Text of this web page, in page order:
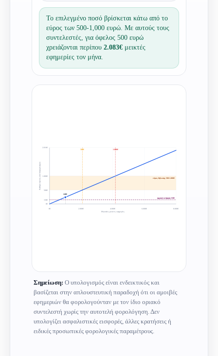
Το επιλεγμένο ποσό βρίσκεται κάτω από το
εύρος των 500-1,000 ευρώ. Με αυτούς τους
συντελεστές, για όφελος 500 ευρώ
χρειάζονται περίπου 2.083€ μεικτές
εφημερίες τον μήνα.
0€
150€
500€
1.000€
2.016€
0€ 2.000€ 4.000€ 6.000€ 8.000€
εύρος δήλωσης 500-1.000€
αρχική εκτίμηση 150€
500€ 1.000€
240€
Μηνιαίες μεικτές εφημερίες
Καθαρό όφελος από διαφορά φόρου
Σημείωση: Ο υπολογισμός είναι ενδεικτικός και
βασίζεται στην απλουστευτική παραδοχή ότι οι αμοιβές
εφημεριών θα φορολογούνταν με τον ίδιο οριακό
συντελεστή χωρίς την αυτοτελή φορολόγηση. Δεν
υπολογίζει ασφαλιστικές εισφορές, άλλες κρατήσεις ή
ειδικές προσωπικές φορολογικές παραμέτρους.